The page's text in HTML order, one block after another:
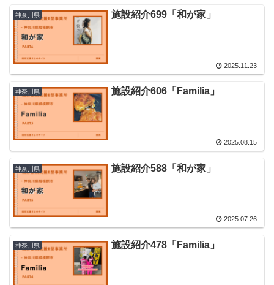
神奈川県 施設紹介699「和が家」
2025.11.23
神奈川県 施設紹介606「Familia」
2025.08.15
神奈川県 施設紹介588「和が家」
2025.07.26
神奈川県 施設紹介478「Familia」